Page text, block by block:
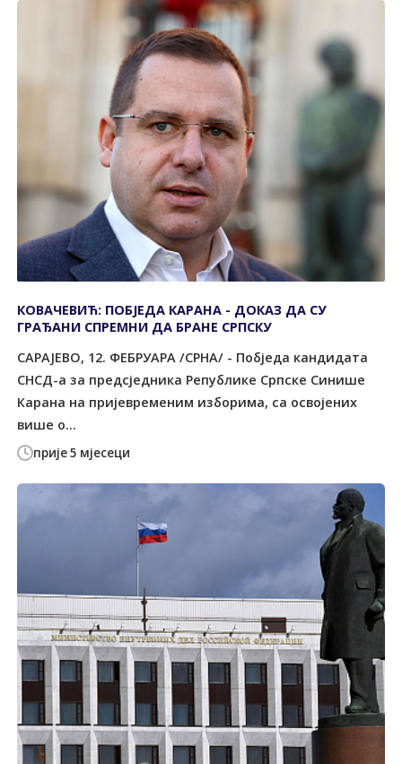
прије 5 мјесеци
КОВАЧЕВИЋ: ПОБЈЕДА КАРАНА - ДОКАЗ ДА СУ
ГРАЂАНИ СПРЕМНИ ДА БРАНЕ СРПСКУ
САРАЈЕВО, 12. ФЕБРУАРА /СРНА/ - Побједа кандидата
СНСД-а за предсједника Републике Српске Синише
Карана на пријевременим изборима, са освојених
више о...